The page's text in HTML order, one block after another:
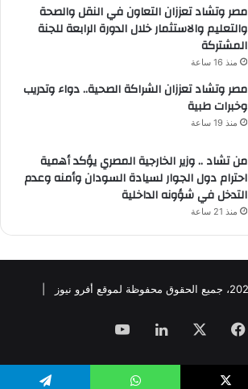
مصر وتشاد تعززان التعاون في النقل والصحة
والتعليم والاستثمار خلال الدورة الرابعة للجنة
المشتركة
منذ 16 ساعة
مصر وتشاد تعززان الشراكة الصحية.. دواء وتدريب
وخبرات طبية
منذ 19 ساعة
من تشاد .. وزير الخارجية المصري يؤكد أهمية
احترام دول الجوار لسيادة السودان وأمنه وعدم
التدخل في شؤونه الداخلية
منذ 21 ساعة
فيسبوك لينكدإن